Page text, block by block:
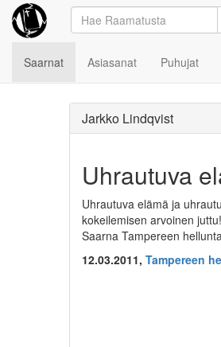
Saarnat Asiasanat Puhujat
Jarkko Lindqvist
Uhrautuva
Uhrautuva elämä ja
kokeilemisen arvoinen juttu!
Saarna Tampereen
12.03.2011, Tampereen